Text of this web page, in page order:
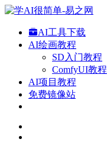
AI工具下载
AI绘画教程
SD入门教程
ComfyUI教程
AI项目教程
免费镜像站